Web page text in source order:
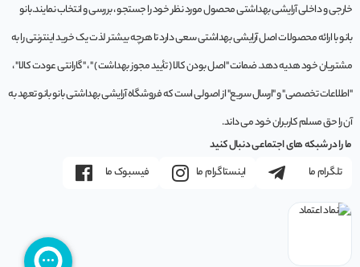
خارجی و داخلی آرایشی بهداشتی محصول مورد نظر خود را جستجو ، بررسی و انتخاب نمايند.بانو
بانو با ارائه محصولات اصل آرایشی بهداشتی سعی دارد تا هرچه بیشتر لذت یک خرید اینترنتی را به
مشتریان خود هدیه دهد. ضمانت "اصل بودن کالا ( تأیید مجوز بهداشت ) " ، "گارانتی عودت کالا" ،
"اطلاعات تخصصی" و "ارسال سریع" از اصولی است که فروشگاه آرایشی بهداشتی بانو بانو تعهد به
آن را حق مسلم کاربران خود می داند.
ما را در شبکه های اجتماعی دنبال کنید
تلگرام ما
اینستاگرام ما فیسبوک ما